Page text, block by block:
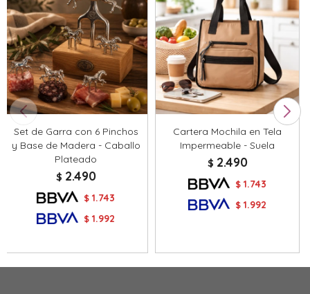
Set de Garra con 6 Pinchos
y Base de Madera - Caballo
Plateado
$ 2.490
$ 1.743
$ 1.992
Cartera Mochila en Tela
Impermeable - Suela
$ 2.490
$ 1.743
$ 1.992